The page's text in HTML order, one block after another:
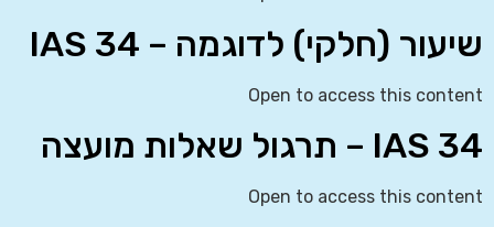
שיעור (חלקי) לדוגמה – IAS 34
Open to access this content
IAS 34 – תרגול שאלות מועצה
Open to access this content